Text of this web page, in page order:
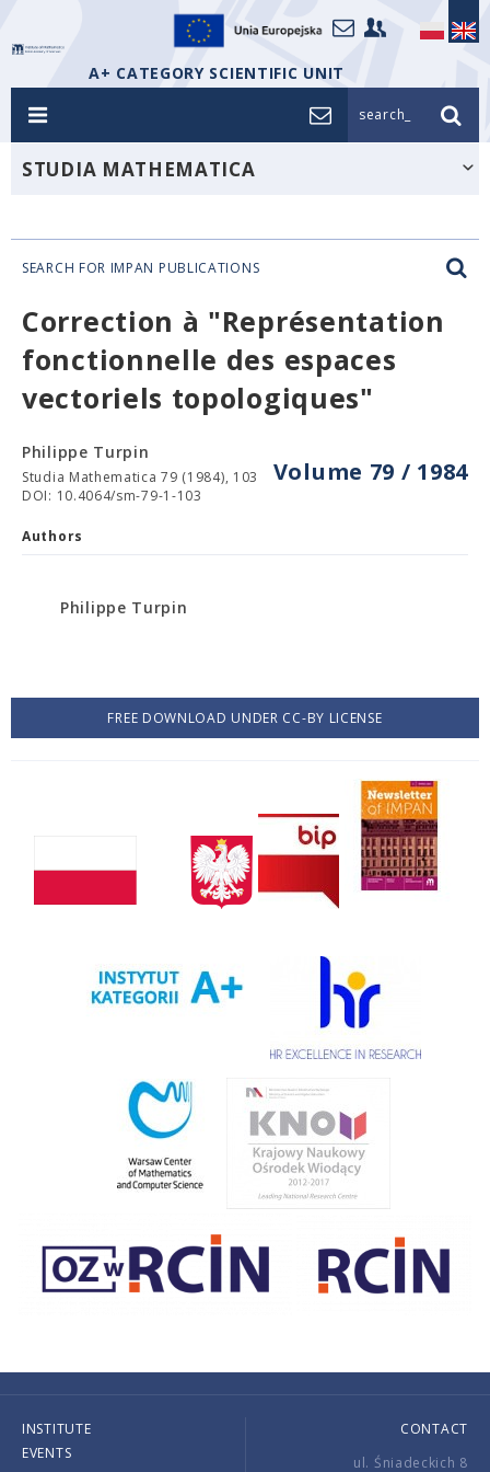
A+ CATEGORY SCIENTIFIC UNIT
search_
STUDIA MATHEMATICA
SEARCH FOR IMPAN PUBLICATIONS
Correction à "Représentation
fonctionnelle des espaces
vectoriels topologiques"
Volume 79 / 1984
Philippe Turpin
Studia Mathematica 79 (1984), 103
DOI: 10.4064/sm-79-1-103
Authors
Philippe Turpin
FREE DOWNLOAD UNDER CC-BY LICENSE
INSTITUTE
EVENTS
CONTACT
ul. Śniadeckich 8